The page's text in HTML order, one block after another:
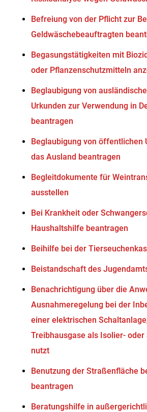
Befreiung von der Pflicht zur
Geldwäschebeauftragten
Begasungstätigkeiten mit
oder Pflanzenschutzmitteln
Beglaubigung von
Urkunden zur Verwendung in
beantragen
Beglaubigung von öffentlichen
das Ausland beantragen
Begleitdokumente für
ausstellen
Bei Krankheit oder
Haushaltshilfe beantragen
Beihilfe bei der
Beistandschaft des
Benachrichtigung über die
Ausnahmeregelung bei der
einer elektrischen
Treibhausgase als Isolier- oder
nutzt
Benutzung der Straßenfläche
beantragen
Beratungshilfe in